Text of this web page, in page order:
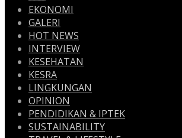
EKONOMI
GALERI
HOT NEWS
INTERVIEW
KESEHATAN
KESRA
LINGKUNGAN
OPINION
PENDIDIKAN & IPTEK
SUSTAINABILITY